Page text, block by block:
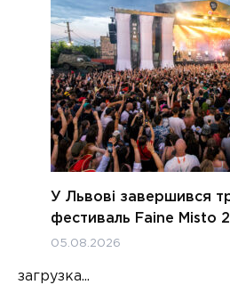
У Львові завершився
фестиваль Faine Misto
05.08.2026
загрузка...